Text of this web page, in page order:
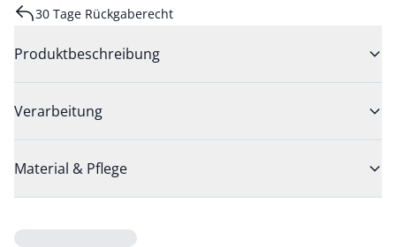
30 Tage Rückgaberecht
Produktbeschreibung
Verarbeitung
Material & Pflege